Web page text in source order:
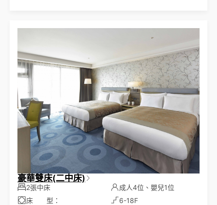
豪華雙床(二中床)
2張中床
成人4位、嬰兒1位
床 型：
6-18F